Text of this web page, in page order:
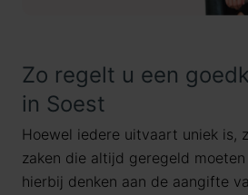
Zo regelt u een
in Soest
Hoewel iedere uitvaart uniek is,
zaken die altijd geregeld
hierbij denken aan de aangifte